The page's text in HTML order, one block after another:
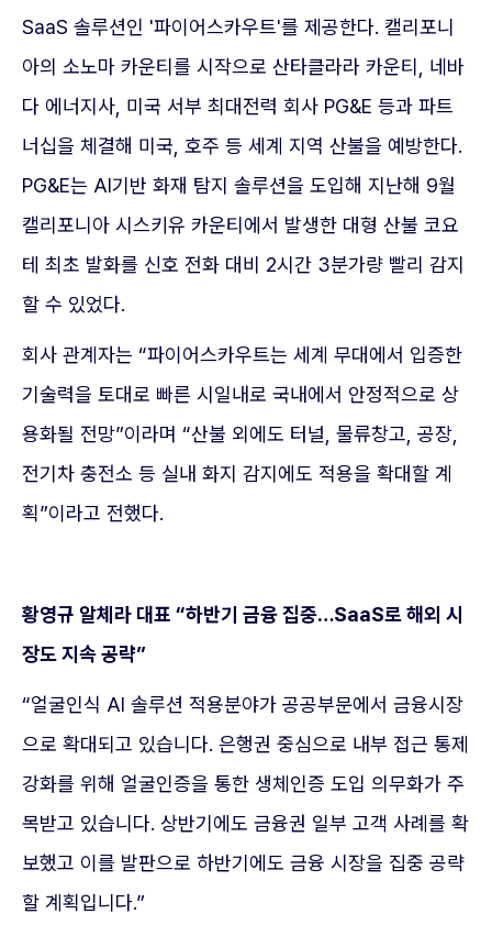
SaaS 솔루션인 '파이어스카우트'를 제공한다. 캘리포니
아의 소노마 카운티를 시작으로 산타클라라 카운티, 네바
다 에너지사, 미국 서부 최대전력 회사 PG&E 등과 파트
너십을 체결해 미국, 호주 등 세계 지역 산불을 예방한다.
PG&E는 AI기반 화재 탐지 솔루션을 도입해 지난해 9월
캘리포니아 시스키유 카운티에서 발생한 대형 산불 코요
테 최초 발화를 신호 전화 대비 2시간 3분가량 빨리 감지
할 수 있었다.
회사 관계자는 “파이어스카우트는 세계 무대에서 입증한
기술력을 토대로 빠른 시일내로 국내에서 안정적으로 상
용화될 전망”이라며 “산불 외에도 터널, 물류창고, 공장,
전기차 충전소 등 실내 화지 감지에도 적용을 확대할 계
획”이라고 전했다.
황영규 알체라 대표 “하반기 금융 집중…SaaS로 해외 시
장도 지속 공략”
“얼굴인식 AI 솔루션 적용분야가 공공부문에서 금융시장
으로 확대되고 있습니다. 은행권 중심으로 내부 접근 통제
강화를 위해 얼굴인증을 통한 생체인증 도입 의무화가 주
목받고 있습니다. 상반기에도 금융권 일부 고객 사례를 확
보했고 이를 발판으로 하반기에도 금융 시장을 집중 공략
할 계획입니다.”